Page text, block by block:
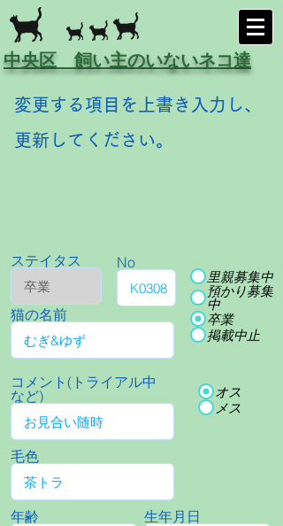
中央区 飼い主のいないネコ達
変更する項目を上書き入力し、
更新してください。
ステイタス No
猫の名前
里親募集中
預かり募集
中
卒業
掲載中止
コメント(トライアル中
など)
オス
メス
毛色
年齢 生年月日